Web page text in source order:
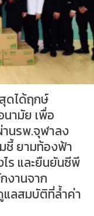
ดได้ฤกษ์
นามัย เพื่อ
นรพ.จุฬาลง
ชี้ ยามท้องฟ้า
ร และยืนยันซีพี
งานจาก
ลสมบัติที่ล้ำค่า